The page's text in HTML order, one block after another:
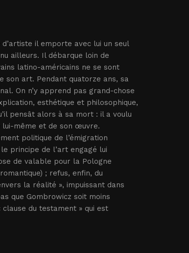
il emporte avec lui un seul
ailleurs. Il débarque loin de
latino-américains ne se sont
son art. Pendant quatorze ans, sa
On n’y apprend pas grand-chose
esthétique et philosophique,
pensât alors à sa mort : il a voulu
lui-même et de son œuvre.
politique de l’émigration
principe de l’art engagé lui
de valable pour la Pologne
; refus, enfin, du
la réalité », impuissant dans
que Gombrowicz soit moins
du testament » qui est